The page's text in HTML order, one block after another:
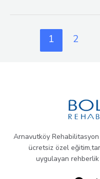
Programlarında
1 2
Arnavutköy
ücretsiz özel
uygulayan rehberlik